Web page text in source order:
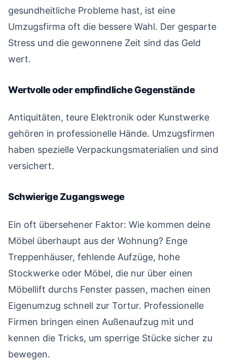
gesundheitliche Probleme hast, ist eine
Umzugsfirma oft die bessere Wahl. Der gesparte
Stress und die gewonnene Zeit sind das Geld
wert.
Wertvolle oder empfindliche Gegenstände
Antiquitäten, teure Elektronik oder Kunstwerke
gehören in professionelle Hände. Umzugsfirmen
haben spezielle Verpackungsmaterialien und sind
versichert.
Schwierige Zugangswege
Ein oft übersehener Faktor: Wie kommen deine
Möbel überhaupt aus der Wohnung? Enge
Treppenhäuser, fehlende Aufzüge, hohe
Stockwerke oder Möbel, die nur über einen
Möbellift durchs Fenster passen, machen einen
Eigenumzug schnell zur Tortur. Professionelle
Firmen bringen einen Außenaufzug mit und
kennen die Tricks, um sperrige Stücke sicher zu
bewegen.